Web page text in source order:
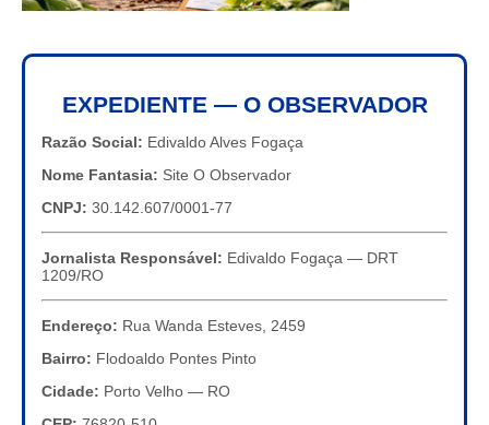
EXPEDIENTE — O OBSERVADOR
Razão Social: Edivaldo Alves Fogaça
Nome Fantasia: Site O Observador
CNPJ: 30.142.607/0001-77
Jornalista Responsável: Edivaldo Fogaça — DRT
1209/RO
Endereço: Rua Wanda Esteves, 2459
Bairro: Flodoaldo Pontes Pinto
Cidade: Porto Velho — RO